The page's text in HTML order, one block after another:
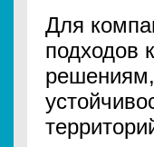
Для
подходов